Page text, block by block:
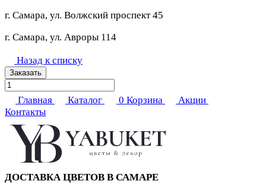
г. Самара, ул. Волжский проспект 45
г. Самара, ул. Авроры 114
Назад к списку
Заказать
Главная Каталог 0 Корзина
Акции
Контакты
ДОСТАВКА ЦВЕТОВ В САМАРЕ